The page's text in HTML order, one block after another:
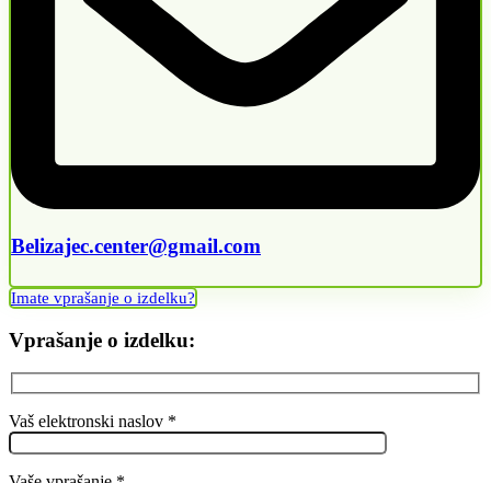
Belizajec.center@gmail.com
Imate vprašanje o izdelku?
Vprašanje o izdelku:
Vaš elektronski naslov *